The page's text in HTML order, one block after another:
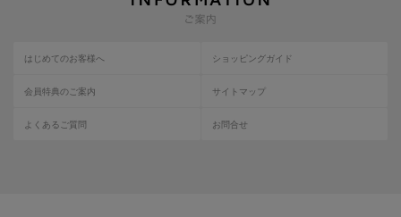
はじめてのお客様へ ショッピングガイド
会員特典のご案内 サイトマップ
よくあるご質問 お問合せ